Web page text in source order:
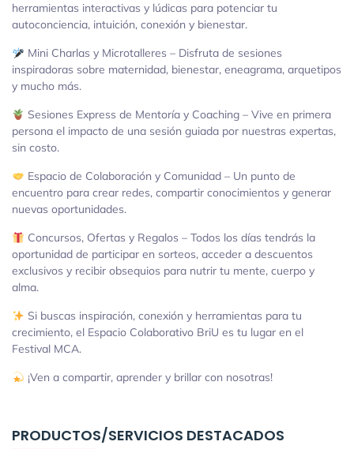
herramientas interactivas y lúdicas para potenciar tu
autoconciencia, intuición, conexión y bienestar.
Mini Charlas y Microtalleres – Disfruta de sesiones
inspiradoras sobre maternidad, bienestar, eneagrama, arquetipos
y mucho más.
Sesiones Express de Mentoría y Coaching – Vive en primera
persona el impacto de una sesión guiada por nuestras expertas,
sin costo.
Espacio de Colaboración y Comunidad – Un punto de
encuentro para crear redes, compartir conocimientos y generar
nuevas oportunidades.
Concursos, Ofertas y Regalos – Todos los días tendrás la
oportunidad de participar en sorteos, acceder a descuentos
exclusivos y recibir obsequios para nutrir tu mente, cuerpo y
alma.
Si buscas inspiración, conexión y herramientas para tu
crecimiento, el Espacio Colaborativo BriU es tu lugar en el
Festival MCA.
¡Ven a compartir, aprender y brillar con nosotras!
PRODUCTOS/SERVICIOS DESTACADOS